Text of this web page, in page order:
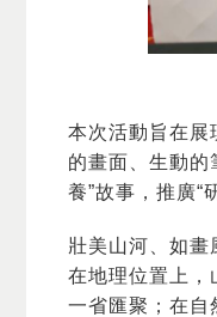
本次活動旨在展
的畫面、生動的
養”故事，推廣“
壯美山河、如
在地理位置上，
一省匯聚；在自